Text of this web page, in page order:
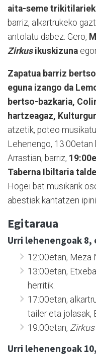
aita-seme trikitilariek
barriz, alkartrukeko
antolatu dabez. Gero,
Zirkus ikuskizuna
Zapatua barriz
eguna izango da
bertso-bazkaria,
hartzeagaz,
atzetik, poteo
Lehenengo, 13:00etan
Arrastian, barriz,
Taberna Ibiltaria
Hogei bat musikarik
abestiak kantatzen
Egitaraua
Urri lehenengoak 8,
12:00etan, Meza
13:00etan,
herritik.
17:00etan,
tailer eta jolasak,
19:00etan, Zirkus
Urri lehenengoak